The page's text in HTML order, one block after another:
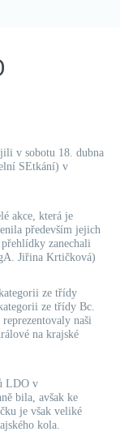
v sobotu 18. dubna
SEtkání) v
akce, která je
především jejich
zanechali
Jiřina Krtičková)
ze třídy
ze třídy Bc.
naši
na krajské
LDO v
bila, avšak ke
je však veliké
kola.